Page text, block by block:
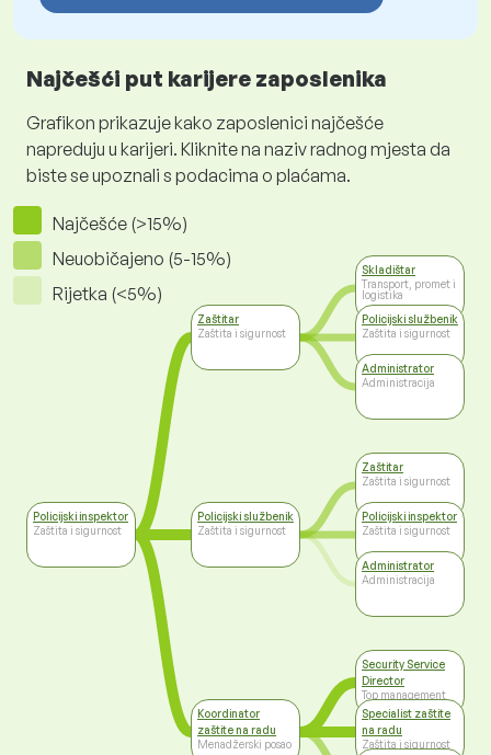
Najčešći put karijere zaposlenika
Grafikon prikazuje kako zaposlenici najčešće
napreduju u karijeri. Kliknite na naziv radnog mjesta da
biste se upoznali s podacima o plaćama.
Najčešće (>15%)
Neuobičajeno (5-15%)
Rijetka (<5%)
Policijski inspektor
Zaštita i sigurnost
Zaštitar
Zaštita i sigurnost
Policijski službenik
Zaštita i sigurnost
Koordinator
zaštite na radu
Menadžerski posao
Skladištar
Transport, promet i
logistika
Policijski službenik
Zaštita i sigurnost
Administrator
Administracija
Zaštitar
Zaštita i sigurnost
Policijski inspektor
Zaštita i sigurnost
Administrator
Administracija
Security Service
Director
Top management
Specialist zaštite
na radu
Zaštita i sigurnost